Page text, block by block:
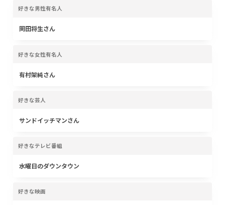
好きな男性有名人
岡田将生さん
好きな女性有名人
有村架純さん
好きな芸人
サンドイッチマンさん
好きなテレビ番組
水曜日のダウンタウン
好きな映画